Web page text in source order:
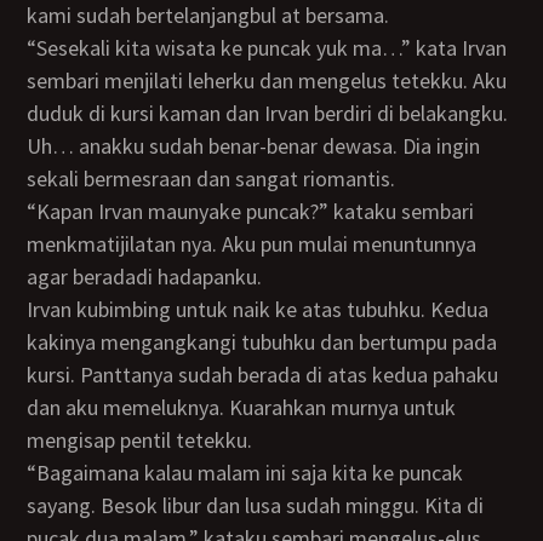
kami sudah bertelanjangbul at bersama.
“Sesekali kita wisata ke puncak yuk ma…” kata Irvan
sembari menjilati leherku dan mengelus tetekku. Aku
duduk di kursi kaman dan Irvan berdiri di belakangku.
Uh… anakku sudah benar-benar dewasa. Dia ingin
sekali bermesraan dan sangat riomantis.
“Kapan Irvan maunyake puncak?” kataku sembari
menkmatijilatan nya. Aku pun mulai menuntunnya
agar beradadi hadapanku.
Irvan kubimbing untuk naik ke atas tubuhku. Kedua
kakinya mengangkangi tubuhku dan bertumpu pada
kursi. Panttanya sudah berada di atas kedua pahaku
dan aku memeluknya. Kuarahkan murnya untuk
mengisap pentil tetekku.
“Bagaimana kalau malam ini saja kita ke puncak
sayang. Besok libur dan lusa sudah minggu. Kita di